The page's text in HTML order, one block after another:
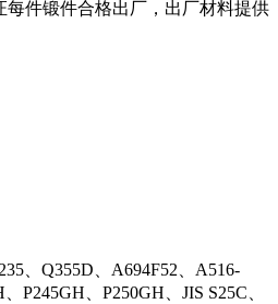
件锻件合格出厂，出厂材料提供
、Q355D、A694F52、A516-
P245GH、P250GH、JIS S25C、